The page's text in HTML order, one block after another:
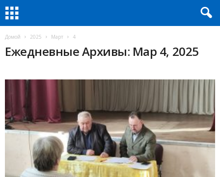
Домой 2025 Март 4
Ежедневные Архивы: Мар 4, 2025